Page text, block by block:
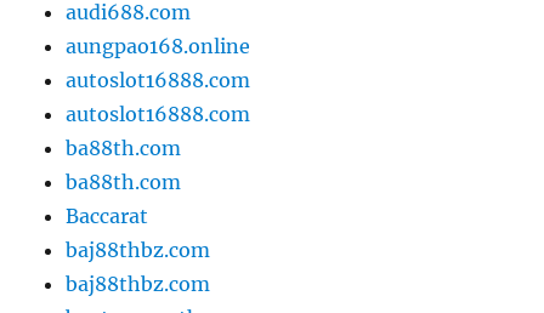
audi688.com
aungpao168.online
autoslot16888.com
autoslot16888.com
ba88th.com
ba88th.com
Baccarat
baj88thbz.com
baj88thbz.com